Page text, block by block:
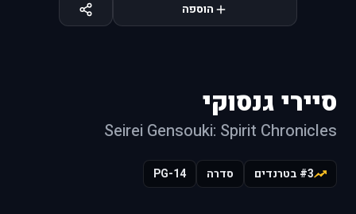
הוספה
סיירי גנסוקי
Seirei Gensouki: Spirit Chronicles
#3 בטרנדים סדרה PG-14